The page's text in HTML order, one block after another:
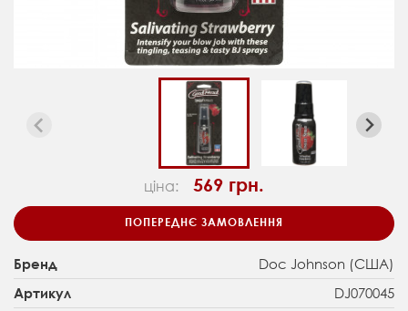
ціна: 569 грн.
ПОПЕРЕДНЄ ЗАМОВЛЕННЯ
Бренд Doc Johnson (США)
Артикул DJ070045